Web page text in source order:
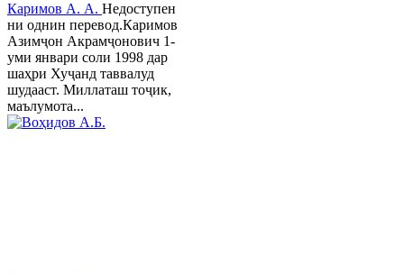
Каримов А. А. Недоступен
ни однин перевод.Каримов
Азимҷон Акрамҷонович 1-
уми январи соли 1998 дар
шаҳри Хуҷанд таввалуд
шудааст. Миллаташ тоҷик,
маълумота...